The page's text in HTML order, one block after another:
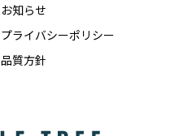
お知らせ
プライバシーポリシー
品質方針